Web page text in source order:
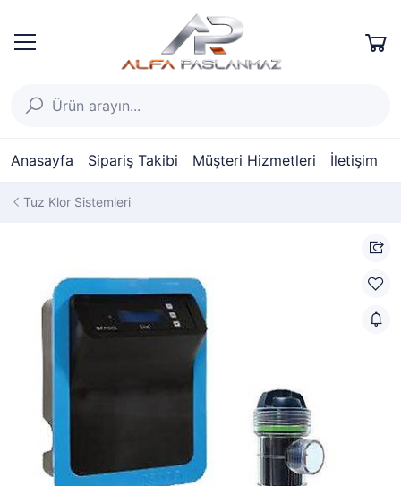
Anasayfa Sipariş Takibi Müşteri Hizmetleri İletişim
Tuz Klor Sistemleri